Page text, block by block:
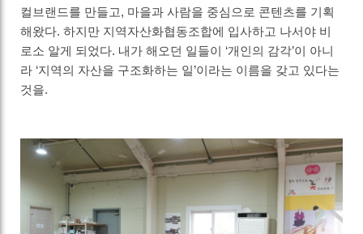
컬브랜드를 만들고, 마을과 사람을 중심으로 콘텐츠를 기획
해왔다. 하지만 지역자산화협동조합에 입사하고 나서야 비
로소 알게 되었다. 내가 해오던 일들이 ‘개인의 감각’이 아니
라 ‘지역의 자산을 구조화하는 일’이라는 이름을 갖고 있다는
것을.